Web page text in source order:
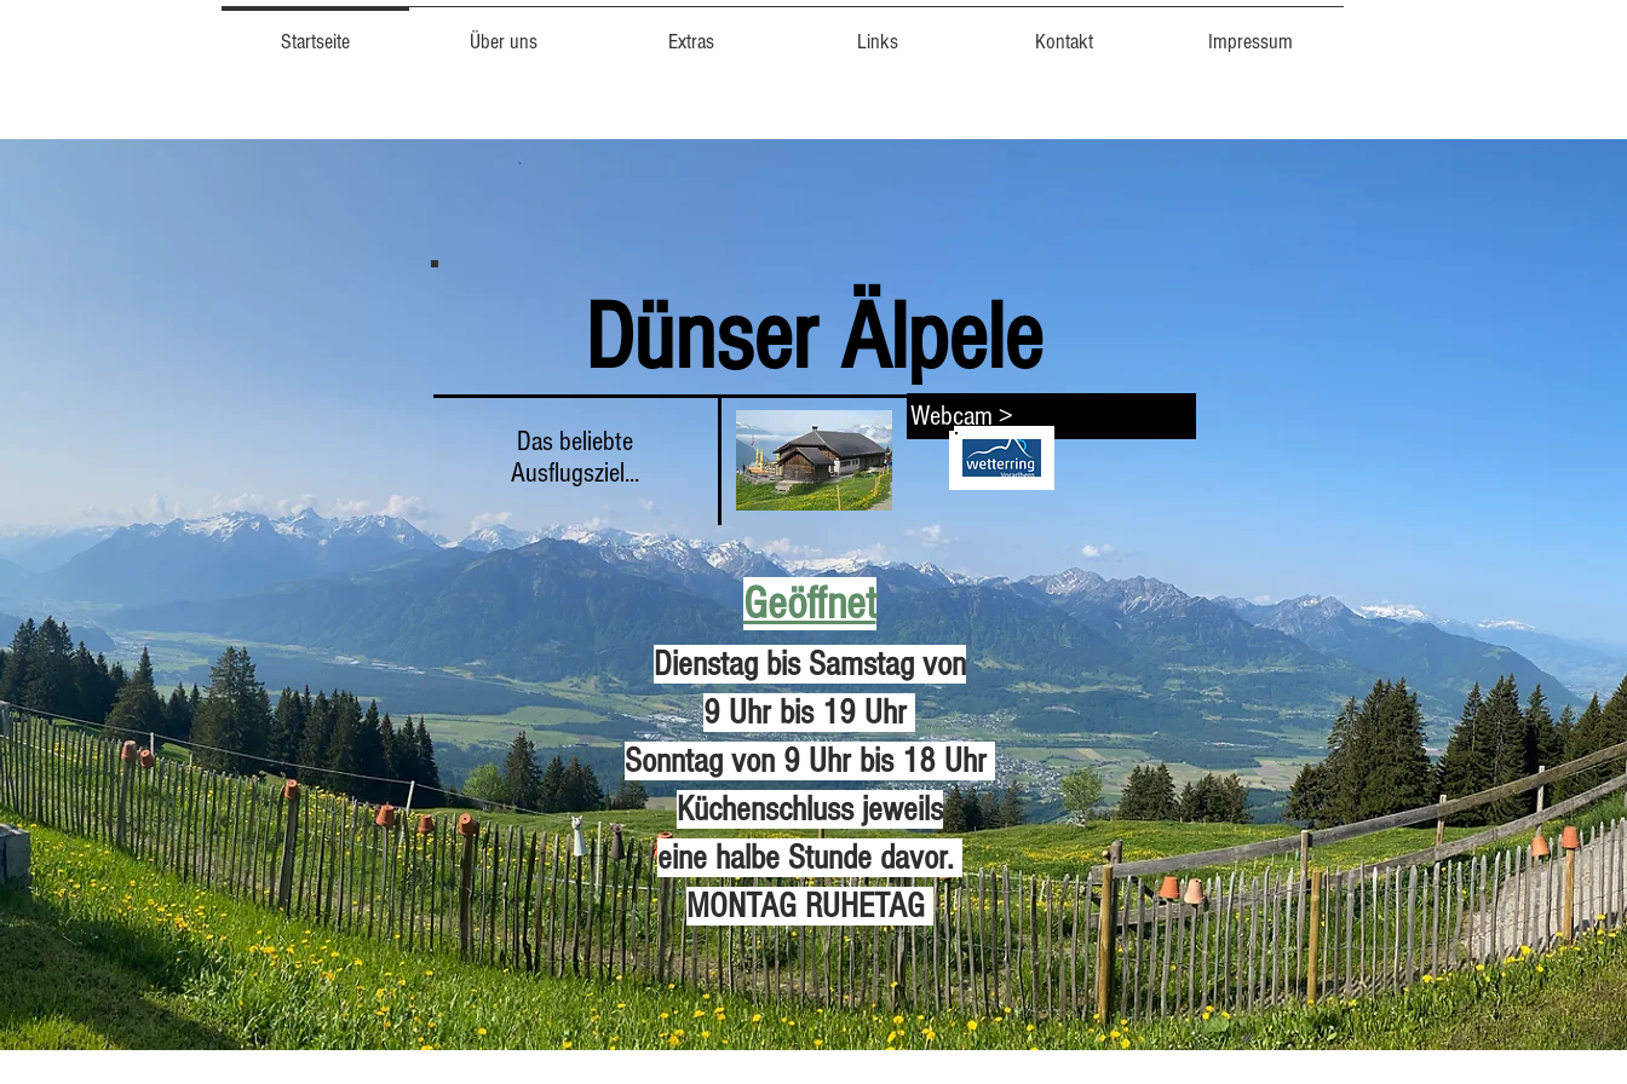
Startseite Über uns Extras Links Kontakt Impressum
Dünser Älpele
Das beliebte
Ausflugsziel...
Webcam >
Geöffnet
Dienstag bis Samstag von
9 Uhr bis 19 Uhr
Sonntag von 9 Uhr bis 18 Uhr
Küchenschluss jeweils
eine halbe Stunde davor.
MONTAG RUHETAG